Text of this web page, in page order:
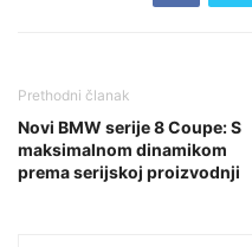
Prethodni članak
Novi BMW serije 8 Coupe: S
maksimalnom dinamikom
prema serijskoj proizvodnji